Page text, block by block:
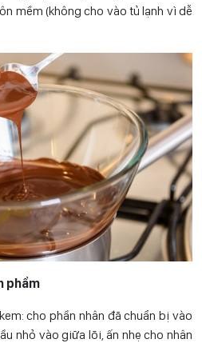
mềm (không cho vào tủ lạnh vì dễ
phẩm
cho phần nhân đã chuẩn bị vào
nhỏ vào giữa lõi, ấn nhẹ cho nhân